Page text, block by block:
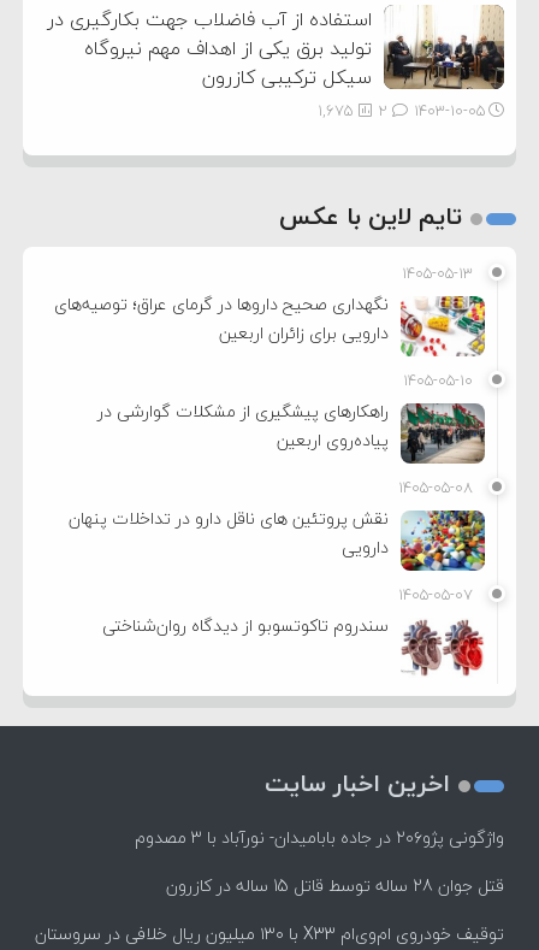
استفاده از آب فاضلاب جهت بکارگیری در
تولید برق یکی از اهداف مهم نیروگاه
سیکل ترکیبی کازرون
۱۴۰۳-۱۰-۰۵ 1,675
تایم لاین با عکس
۱۴۰۵-۰۵-۱۳
نگهداری صحیح داروها در گرمای عراق؛ توصیه‌های
دارویی برای زائران اربعین
۱۴۰۵-۰۵-۱۰
راهکارهای پیشگیری از مشکلات گوارشی در
پیاده‌روی اربعین
۱۴۰۵-۰۵-۰۸
نقش پروتئین های ناقل دارو در تداخلات پنهان
دارویی
۱۴۰۵-۰۵-۰۷
سندروم تاکوتسوبو از دیدگاه روان‌شناختی
اخرین اخبار سایت
واژگونی پژو۲۰۶ در جاده بابامیدان- نورآباد با ۳ مصدوم
قتل جوان 28 ساله توسط قاتل 15 ساله در کازرون
توقیف خودروی ام‌وی‌ام X33 با ۱۳۰ میلیون ریال خلافی در سروستان